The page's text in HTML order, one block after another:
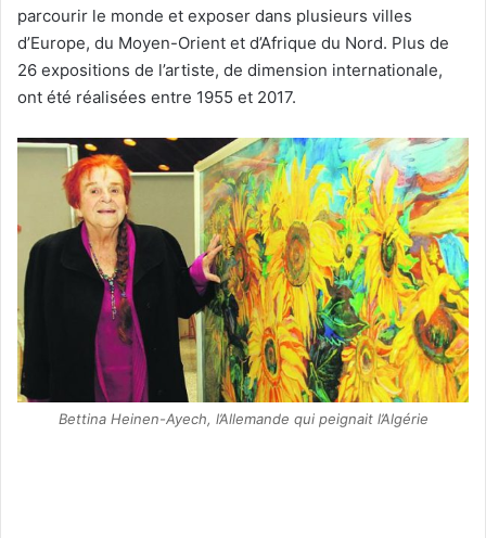
parcourir le monde et exposer dans plusieurs villes
d’Europe, du Moyen-Orient et d’Afrique du Nord. Plus de
26 expositions de l’artiste, de dimension internationale,
ont été réalisées entre 1955 et 2017.
Bettina Heinen-Ayech, l’Allemande qui peignait l’Algérie